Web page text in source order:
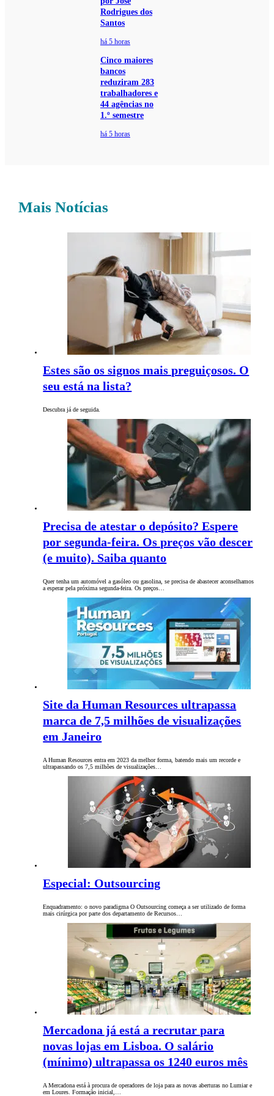
Rodrigues dos
Santos
há 5 horas
Cinco maiores
bancos
reduziram 283
trabalhadores e
44 agências no
1.º semestre
há 5 horas
Mais Notícias
Estes são os signos mais preguiçosos. O
seu está na lista?
Descubra já de seguida.
Precisa de atestar o depósito? Espere
por segunda-feira. Os preços vão descer
(e muito). Saiba quanto
Quer tenha um automóvel a gasóleo ou gasolina, se precisa de abastecer aconselhamos
a esperar pela próxima segunda-feira. Os preços…
Site da Human Resources ultrapassa
marca de 7,5 milhões de visualizações
em Janeiro
A Human Resources entra em 2023 da melhor forma, batendo mais um recorde e
ultrapassando os 7,5 milhões de visualizações…
Especial: Outsourcing
Enquadramento: o novo paradigma O Outsourcing começa a ser utilizado de forma
mais cirúrgica por parte dos departamento de Recursos…
Mercadona já está a recrutar para
novas lojas em Lisboa. O salário
(mínimo) ultrapassa os 1240 euros mês
A Mercadona está à procura de operadores de loja para as novas aberturas no Lumiar e
em Loures. Formação inicial,…